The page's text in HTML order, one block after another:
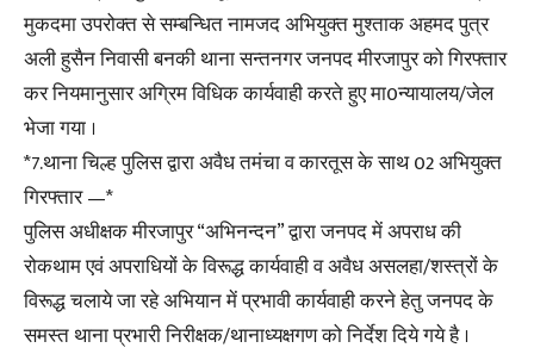
मुकदमा उपरोक्त से सम्बन्धित नामजद अभियुक्त मुश्ताक अहमद पुत्र
अली हुसैन निवासी बनकी थाना सन्तनगर जनपद मीरजापुर को गिरफ्तार
कर नियमानुसार अग्रिम विधिक कार्यवाही करते हुए मा0न्यायालय/जेल
भेजा गया ।
*7.थाना चिल्ह पुलिस द्वारा अवैध तमंचा व कारतूस के साथ 02 अभियुक्त
गिरफ्तार —*
पुलिस अधीक्षक मीरजापुर “अभिनन्दन” द्वारा जनपद में अपराध की
रोकथाम एवं अपराधियों के विरूद्ध कार्यवाही व अवैध असलहा/शस्त्रों के
विरूद्ध चलाये जा रहे अभियान में प्रभावी कार्यवाही करने हेतु जनपद के
समस्त थाना प्रभारी निरीक्षक/थानाध्यक्षगण को निर्देश दिये गये है ।